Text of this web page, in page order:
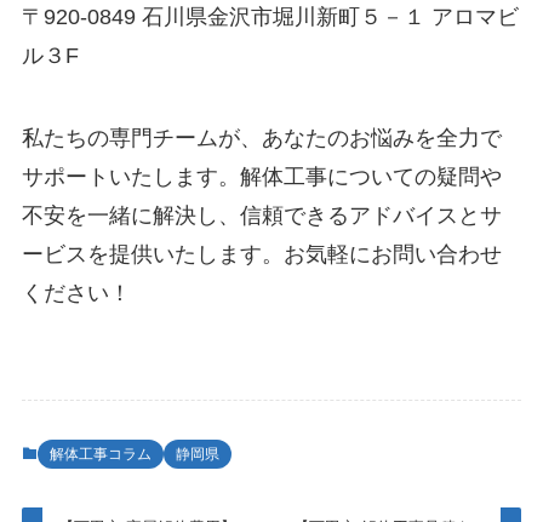
〒920-0849 石川県金沢市堀川新町５－１ アロマビ
ル３F
私たちの専門チームが、あなたのお悩みを全力で
サポートいたします。解体工事についての疑問や
不安を一緒に解決し、信頼できるアドバイスとサ
ービスを提供いたします。お気軽にお問い合わせ
ください！
解体工事コラム 静岡県